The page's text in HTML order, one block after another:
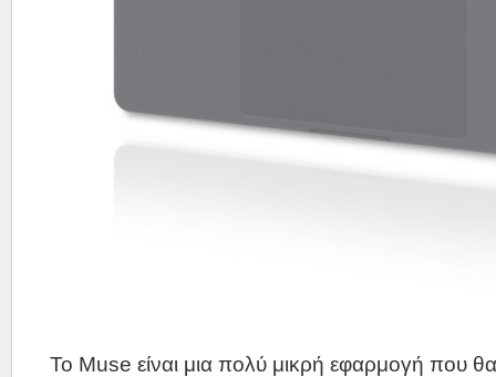
To Muse είναι μια πολύ μικρή εφαρμογή που